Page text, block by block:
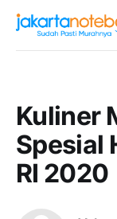
Kuliner
Spesial
RI 2020